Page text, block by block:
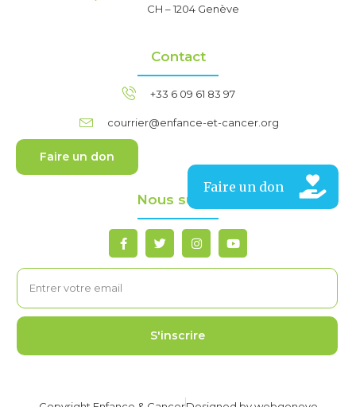
CH – 1204 Genève
Contact
+33 6 09 61 83 97
courrier@enfance-et-cancer.org
Faire un don
Nous suivre
S'inscrire